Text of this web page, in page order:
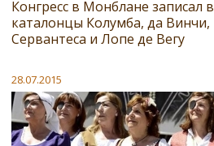
Конгресс в Монблане записал в
каталонцы Колумба, да Винчи,
Сервантеса и Лопе де Вегу
28.07.2015